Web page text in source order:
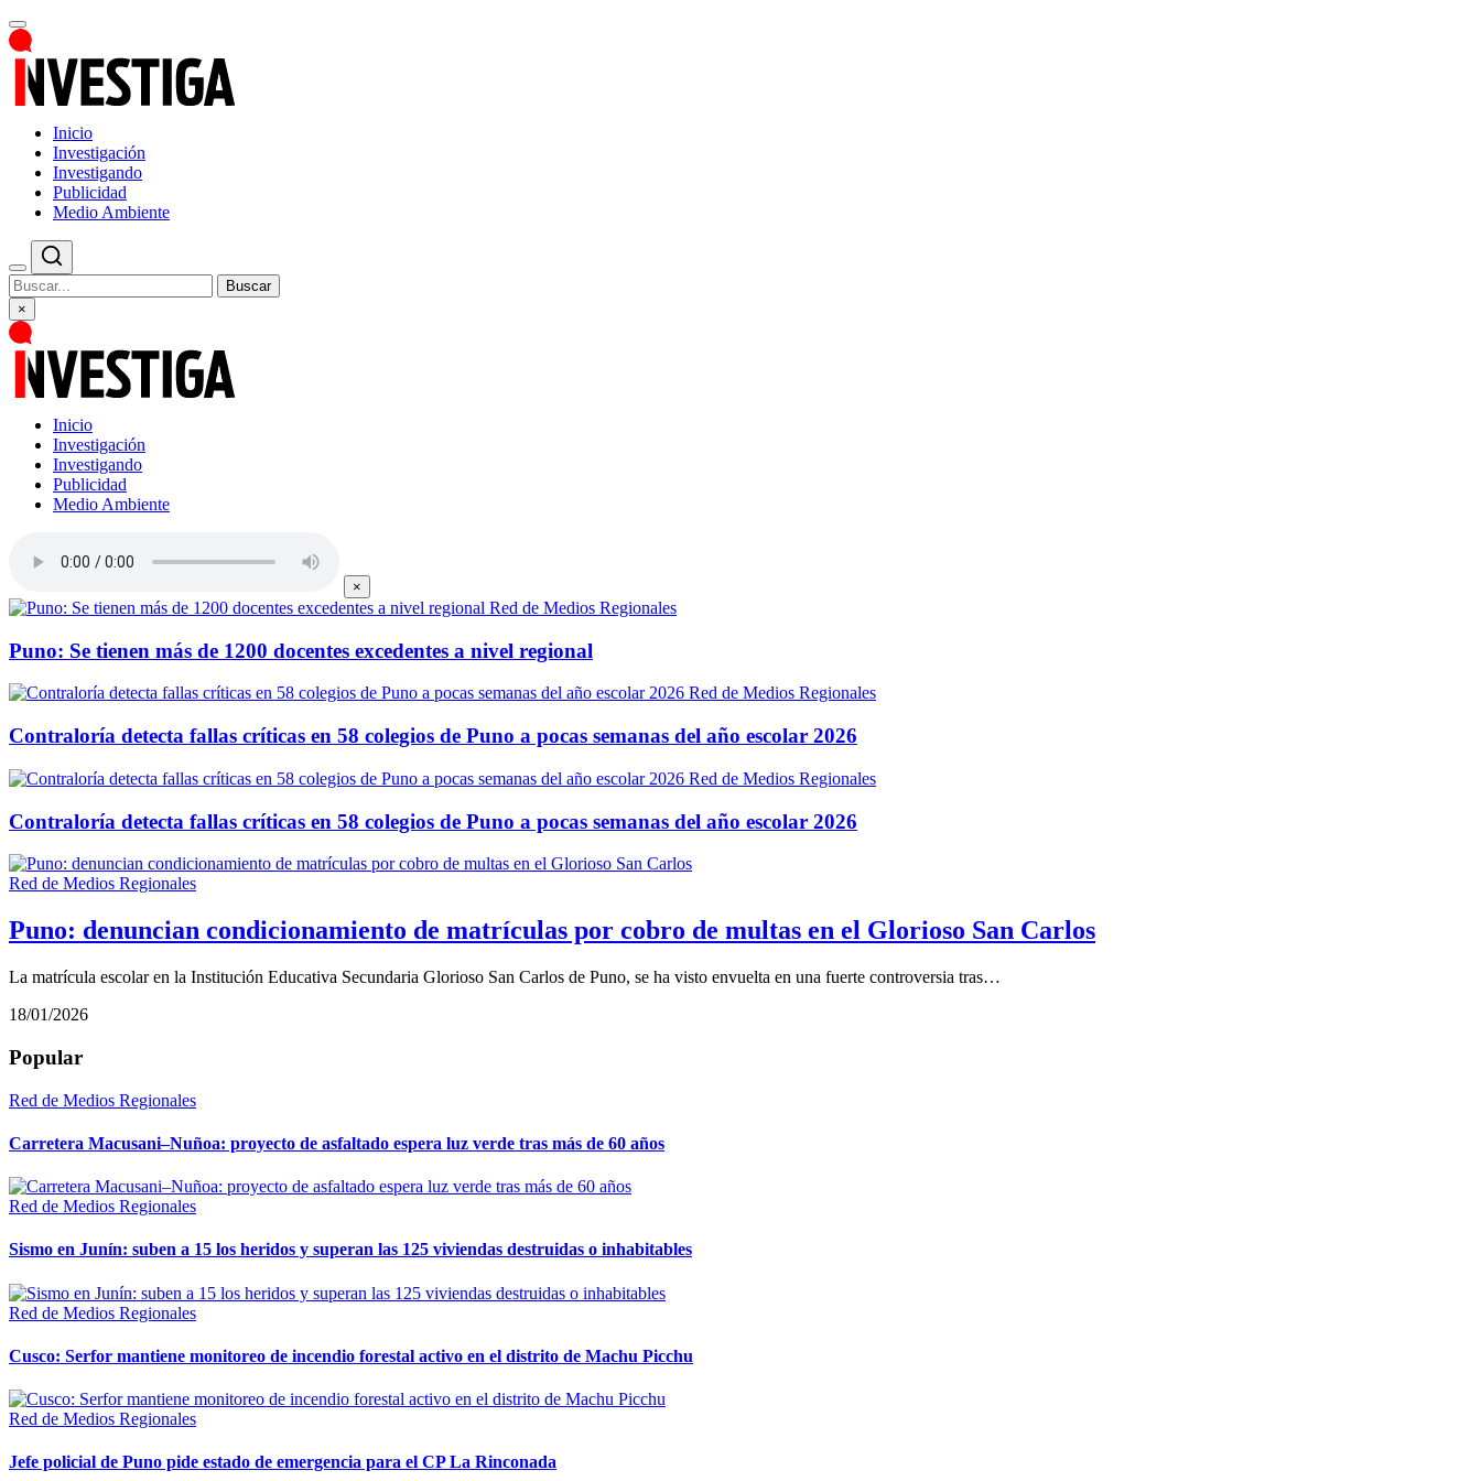
Inicio
Investigación
Investigando
Publicidad
Medio Ambiente
Buscar
×
Inicio
Investigación
Investigando
Publicidad
Medio Ambiente
×
Red de Medios Regionales
Puno: Se tienen más de 1200 docentes excedentes a nivel regional
Red de Medios Regionales
Contraloría detecta fallas críticas en 58 colegios de Puno a pocas semanas del año escolar 2026
Red de Medios Regionales
Contraloría detecta fallas críticas en 58 colegios de Puno a pocas semanas del año escolar 2026
Red de Medios Regionales
Puno: denuncian condicionamiento de matrículas por cobro de multas en el Glorioso San Carlos
La matrícula escolar en la Institución Educativa Secundaria Glorioso San Carlos de Puno, se ha visto envuelta en una fuerte controversia tras…
18/01/2026
Popular
Red de Medios Regionales
Carretera Macusani–Nuñoa: proyecto de asfaltado espera luz verde tras más de 60 años
Red de Medios Regionales
Sismo en Junín: suben a 15 los heridos y superan las 125 viviendas destruidas o inhabitables
Red de Medios Regionales
Cusco: Serfor mantiene monitoreo de incendio forestal activo en el distrito de Machu Picchu
Red de Medios Regionales
Jefe policial de Puno pide estado de emergencia para el CP La Rinconada